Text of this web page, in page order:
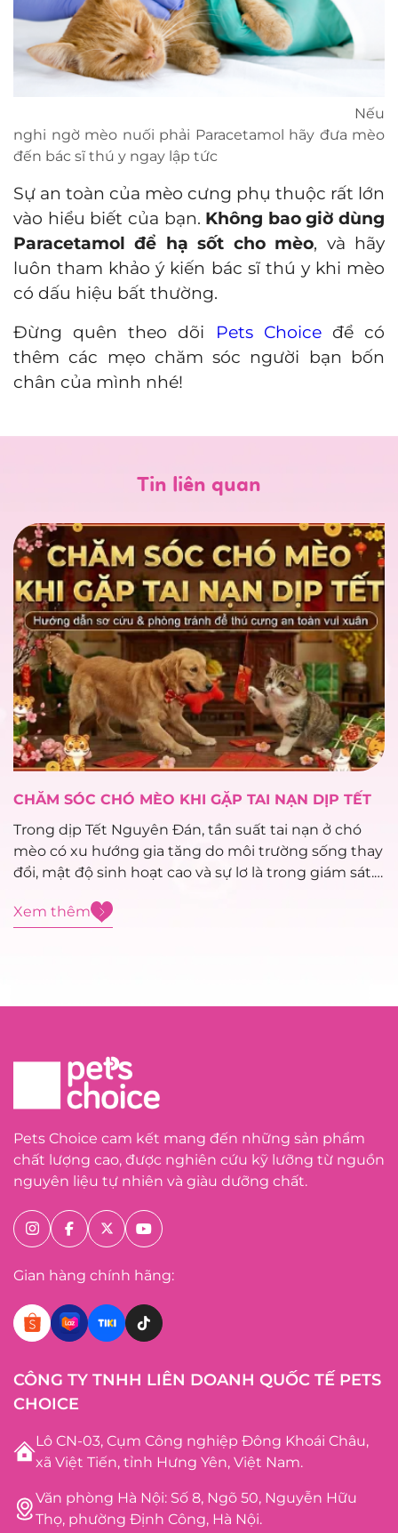
Nếu
nghi ngờ mèo nuối phải Paracetamol hãy đưa mèo
đến bác sĩ thú y ngay lập tức
Sự an toàn của mèo cưng phụ thuộc rất lớn
vào hiểu biết của bạn. Không bao giờ dùng
Paracetamol để hạ sốt cho mèo, và hãy
luôn tham khảo ý kiến bác sĩ thú y khi mèo
có dấu hiệu bất thường.
Đừng quên theo dõi
Pets Choiceđể có
thêm các mẹo chăm sóc người bạn bốn
chân của mình nhé!
Tin liên quan
CHĂM SÓC CHÓ MÈO KHI GẶP TAI NẠN DỊP TẾT
Trong dịp Tết Nguyên Đán, tần suất tai nạn ở chó
mèo có xu hướng gia tăng do môi trường sống thay
đổi, mật độ sinh hoạt cao và sự lơ là trong giám sát.
đóng vai trò...
Xem thêm
Pets Choice cam kết mang đến những sản phẩm
chất lượng cao, được nghiên cứu kỹ lưỡng từ nguồn
nguyên liệu tự nhiên và giàu dưỡng chất.
Gian hàng chính hãng:
CÔNG TY TNHH LIÊN DOANH QUỐC TẾ PETS
CHOICE
Lô CN-03, Cụm Công nghiệp Đông Khoái Châu,
xã Việt Tiến, tỉnh Hưng Yên, Việt Nam.
Văn phòng Hà Nội: Số 8, Ngõ 50, Nguyễn Hữu
Thọ, phường Định Công, Hà Nội.